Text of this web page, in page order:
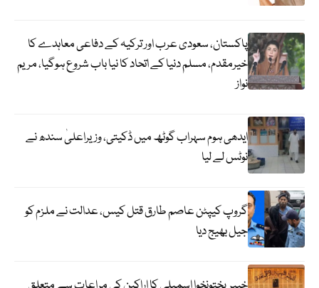
پاکستان، سعودی عرب اور ترکیہ کے دفاعی معاہدے کا
خیرمقدم، مسلم دنیا کے اتحاد کا نیا باب شروع ہوگیا، مریم
نواز
ایدھی ہوم سہراب گوٹھ میں ڈکیتی، وزیراعلیٰ سندھ نے
نوٹس لے لیا
گروپ کیپٹن عاصم طارق قتل کیس، عدالت نے ملزم کو
جیل بھیج دیا